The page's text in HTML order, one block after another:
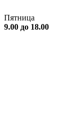
Пятница
9.00 до 18.00